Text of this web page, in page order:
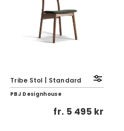
Tribe Stol | Standard
PBJ Designhouse
fr. 5 495 kr